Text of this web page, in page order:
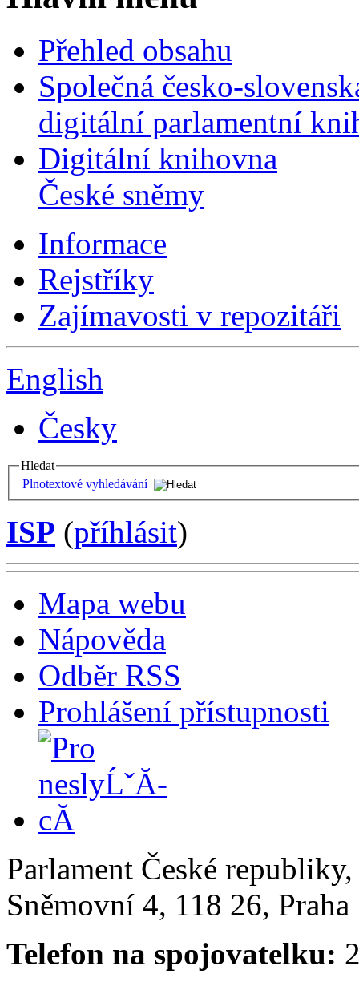
Přehled obsahu
Společná česko-
digitální parlamentní
Digitální knihovna
České sněmy
Informace
Rejstříky
Zajímavosti v repozitáři
English
Česky
Hledat
Plnotextové vyhledávání
ISP (příhlásit)
Mapa webu
Nápověda
Odběr RSS
Prohlášení přístupnosti
Parlament České
Sněmovní 4, 118 26,
Telefon na spojovatelku: